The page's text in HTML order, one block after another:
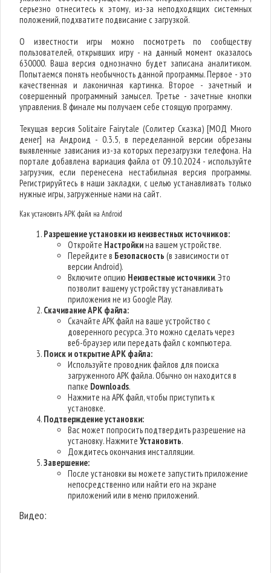
серьезно отнеситесь к этому, из-за неподходящих системных
положений, подхватите подвисание с загрузкой.
О известности игры можно посмотреть по сообществу
пользователей, открывших игру - на данный момент оказалось
630000. Ваша версия однозначно будет записана аналитиком.
Попытаемся понять необычность данной программы. Первое - это
качественная и лаконичная картинка. Второе - зачетный и
совершенный программный замысел. Третье - зачетные кнопки
управления. В финале мы получаем себе стоящую программу.
Текущая версия Solitaire Fairytale (Солитер Сказка) [МОД Много
денег] на Андроид - 0.3.5, в переделанной версии обрезаны
выявленные зависания из-за которых перезагрузки телефона. На
портале добавлена вариация файла от 09.10.2024 - используйте
загрузчик, если перенесена нестабильная версия программы.
Регистрируйтесь в наши закладки, с целью устанавливать только
нужные игры, загруженные нами на сайт.
Как установить APK файл на Android
Разрешение установки из неизвестных источников:
Откройте Настройкина вашем устройстве.
Перейдите в Безопасность (в зависимости от
версии Android).
Включите опцию Неизвестные источники. Это
позволит вашему устройству устанавливать
приложения не из Google Play.
Скачивание APK файла:
Скачайте APK файл на ваше устройство с
доверенного ресурса. Это можно сделать через
веб-браузер или передать файл с компьютера.
Поиск и открытие APK файла:
Используйте проводник файлов для поиска
загруженного APK файла. Обычно он находится в
папке Downloads.
Нажмите на APK файл, чтобы приступить к
установке.
Подтверждение установки:
Вас может попросить подтвердить разрешение на
установку. НажмитеУстановить.
Дождитесь окончания инсталляции.
Завершение:
После установки вы можете запустить приложение
непосредственно или найти его на экране
приложений или в меню приложений.
Видео: